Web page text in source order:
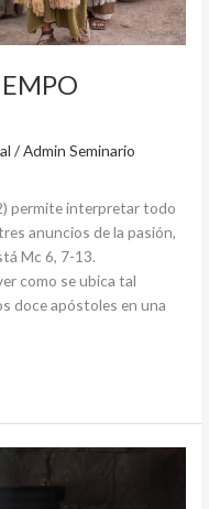
/Admin Seminario
permite interpretar todo
anuncios de la pasión,
Mc 6, 7-13.
como se ubica tal
doce apóstoles en una